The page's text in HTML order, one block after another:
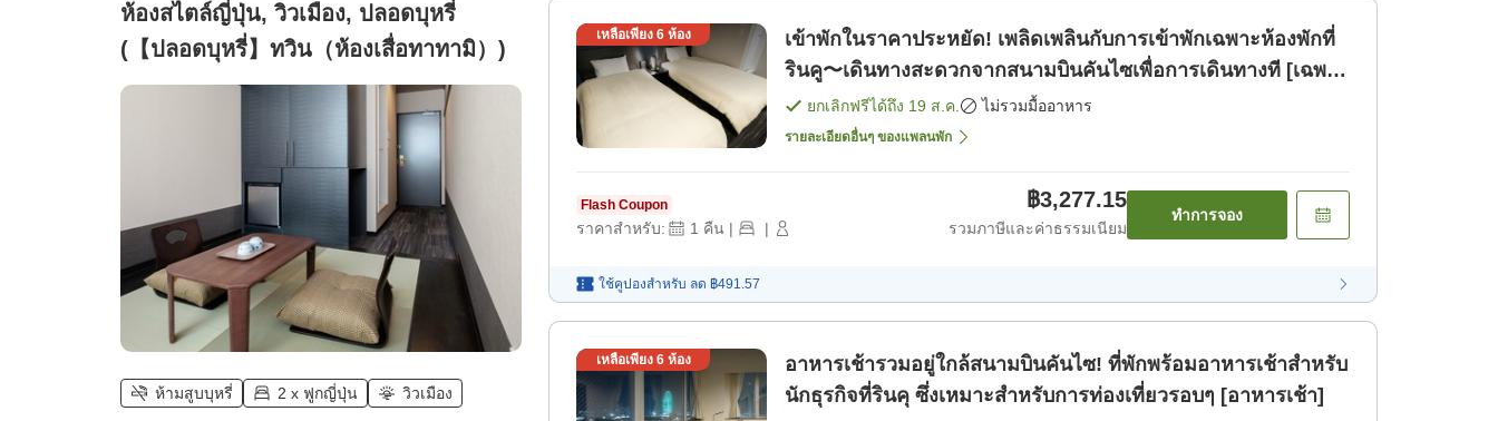
ห้องสไตล์ญี่ปุ่น, วิวเมือง, ปลอดบุหรี่
(【ปลอดบุหรี่】ทวิน（ห้องเสื่อทาทามิ）)
ห้ามสูบบุหรี่ 2 x ฟูกญี่ปุ่น วิวเมือง
เหลือเพียง 6ห้อง
เข้าพักในราคาประหยัด! เพลิดเพลินกับการเข้าพักเฉพาะห้องพักที่
รินคู〜เดินทางสะดวกจากสนามบินคันไซเพื่อการเดินทางที [เฉพาะ
ห้องพัก]
ยกเลิกฟรีได้ถึง 19 ส.ค. ไม่รวมมื้ออาหาร
รายละเอียดอื่นๆ ของแพลนพัก
Flash Coupon
ราคาสำหรับ: 1 คืน | |
฿3,277.15
รวมภาษีและค่าธรรมเนียม
ทำการจอง
ใช้คูปองสำหรับ ลด ฿491.57
เหลือเพียง 6ห้อง
อาหารเช้ารวมอยู่ใกล้สนามบินคันไซ! ที่พักพร้อมอาหารเช้าสำหรับ
นักธุรกิจที่รินคุ ซึ่งเหมาะสำหรับการท่องเที่ยวรอบๆ [อาหารเช้า]